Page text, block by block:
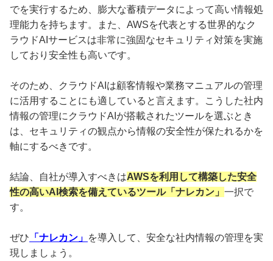
でを実行するため、膨大な蓄積データによって高い情報処
理能力を持ちます。また、AWSを代表とする世界的なク
ラウドAIサービスは非常に強固なセキュリティ対策を実施
しており安全性も高いです。
そのため、クラウドAIは顧客情報や業務マニュアルの管理
に活用することにも適していると言えます。こうした社内
情報の管理にクラウドAIが搭載されたツールを選ぶとき
は、セキュリティの観点から情報の安全性が保たれるかを
軸にするべきです。
結論、自社が導入すべきはAWSを利用して構築した安全
性の高いAI検索を備えているツール「ナレカン」 一択で
す。
ぜひ 「ナレカン」 を導入して、安全な社内情報の管理を実
現しましょう。